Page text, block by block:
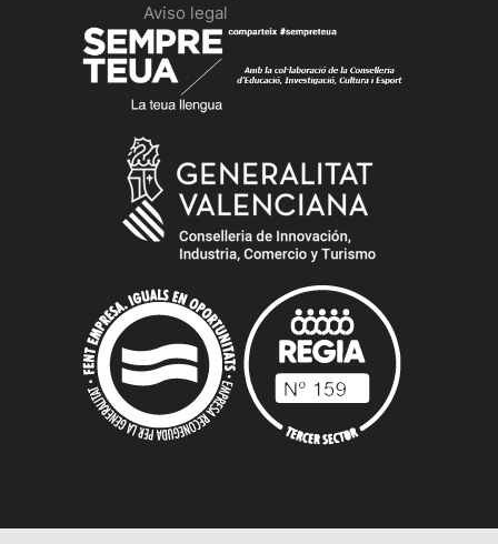
Aviso legal